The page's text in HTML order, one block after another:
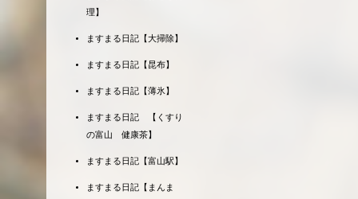
理】
ますまる日記【大掃除】
ますまる日記【昆布】
ますまる日記【薄氷】
ますまる日記 【くすり
の富山 健康茶】
ますまる日記【富山駅】
ますまる日記【まんま